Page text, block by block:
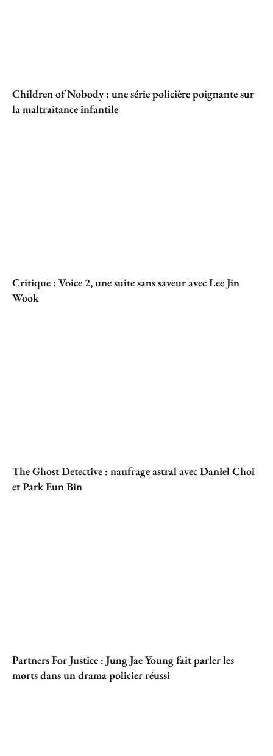
Children of Nobody : une série policière poignante sur
la maltraitance infantile
Critique : Voice 2, une suite sans saveur avec Lee Jin
Wook
The Ghost Detective : naufrage astral avec Daniel Choi
et Park Eun Bin
Partners For Justice : Jung Jae Young fait parler les
morts dans un drama policier réussi